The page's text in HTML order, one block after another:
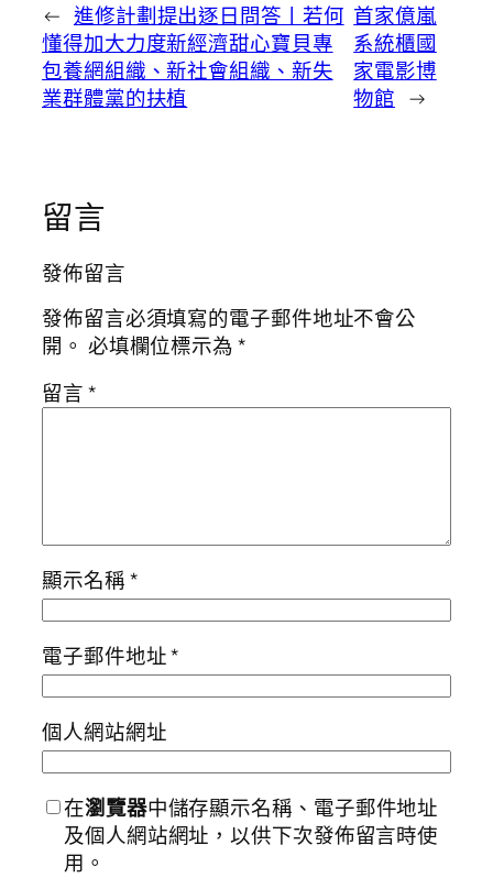
← 進修計劃提出逐日問答丨若何
懂得加大力度新經濟甜心寶貝專
包養網組織、新社會組織、新失
業群體黨的扶植
首家億嵐
系統櫃國
家電影博
物館 →
留言
發佈留言
發佈留言必須填寫的電子郵件地址不會公
開。 必填欄位標示為*
留言*
顯示名稱*
電子郵件地址*
個人網站網址
在瀏覽器中儲存顯示名稱、電子郵件地址
及個人網站網址，以供下次發佈留言時使
用。